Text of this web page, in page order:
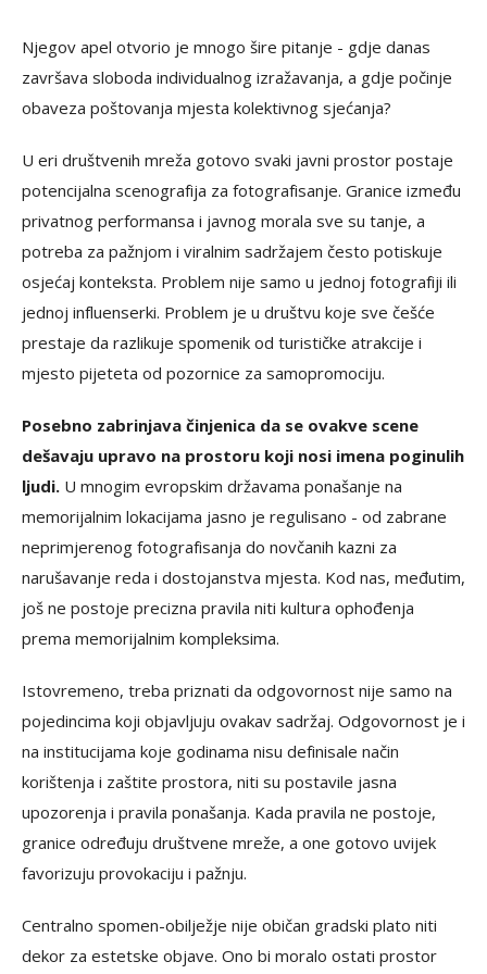
Njegov apel otvorio je mnogo šire pitanje - gdje danas
završava sloboda individualnog izražavanja, a gdje počinje
obaveza poštovanja mjesta kolektivnog sjećanja?
U eri društvenih mreža gotovo svaki javni prostor postaje
potencijalna scenografija za fotografisanje. Granice između
privatnog performansa i javnog morala sve su tanje, a
potreba za pažnjom i viralnim sadržajem često potiskuje
osjećaj konteksta. Problem nije samo u jednoj fotografiji ili
jednoj influenserki. Problem je u društvu koje sve češće
prestaje da razlikuje spomenik od turističke atrakcije i
mjesto pijeteta od pozornice za samopromociju.
Posebno zabrinjava činjenica da se ovakve scene
dešavaju upravo na prostoru koji nosi imena poginulih
ljudi. U mnogim evropskim državama ponašanje na
memorijalnim lokacijama jasno je regulisano - od zabrane
neprimjerenog fotografisanja do novčanih kazni za
narušavanje reda i dostojanstva mjesta. Kod nas, međutim,
još ne postoje precizna pravila niti kultura ophođenja
prema memorijalnim kompleksima.
Istovremeno, treba priznati da odgovornost nije samo na
pojedincima koji objavljuju ovakav sadržaj. Odgovornost je i
na institucijama koje godinama nisu definisale način
korištenja i zaštite prostora, niti su postavile jasna
upozorenja i pravila ponašanja. Kada pravila ne postoje,
granice određuju društvene mreže, a one gotovo uvijek
favorizuju provokaciju i pažnju.
Centralno spomen-obilježje nije običan gradski plato niti
dekor za estetske objave. Ono bi moralo ostati prostor